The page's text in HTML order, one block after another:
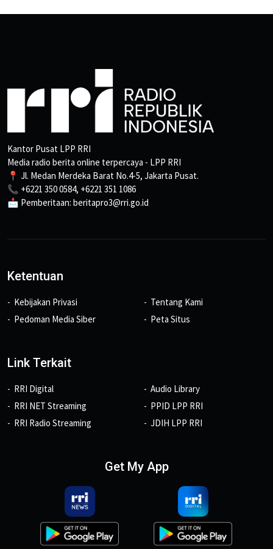
Kantor Pusat LPP RRI
Media radio berita online terpercaya - LPP RRI
📍 Jl. Medan Merdeka Barat No.4-5, Jakarta Pusat.
📞 +6221 350 0584, +6221 351 1086
📩 Pemberitaan: beritapro3@rri.go.id
Ketentuan
Kebijakan Privasi
Pedoman Media Siber
Tentang Kami
Peta Situs
Link Terkait
RRI Digital
RRI NET Streaming
RRI Radio Streaming
Audio Library
PPID LPP RRI
JDIH LPP RRI
Get My App